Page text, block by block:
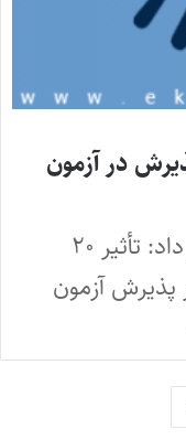
در آزمون
مشاور عالی سازمان سنجش خبر داد: تأثیر ۲۰
آزمون